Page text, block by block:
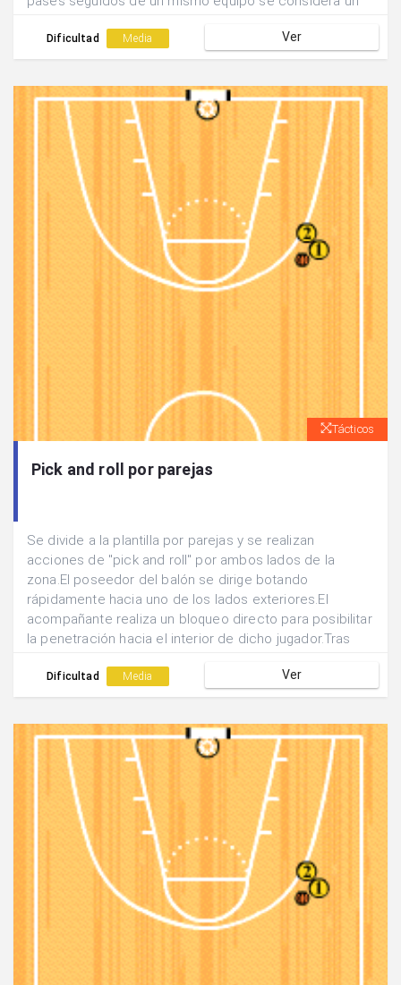
Dificultad Media Ver
Tácticos
Pick and roll por parejas
Se divide a la plantilla por parejas y se realizan
acciones de "pick and roll" por ambos lados de la
zona.El poseedor del balón se dirige botando
rápidamente hacia uno de los lados exteriores.El
acompañante realiza un bloqueo directo para posibilitar
la penetración hacia el interior de dicho jugador.Tras
el corte diagonal o vertical del bloqueador.
Dificultad Media Ver